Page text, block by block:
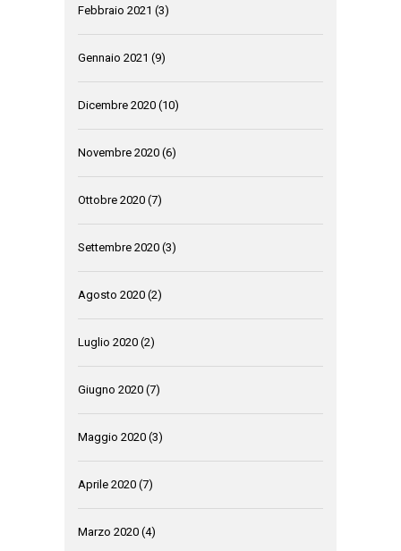
Febbraio 2021 (3)
Gennaio 2021 (9)
Dicembre 2020 (10)
Novembre 2020 (6)
Ottobre 2020 (7)
Settembre 2020 (3)
Agosto 2020 (2)
Luglio 2020 (2)
Giugno 2020 (7)
Maggio 2020 (3)
Aprile 2020 (7)
Marzo 2020 (4)